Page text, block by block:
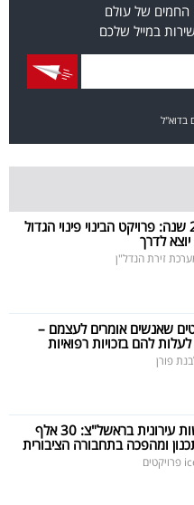
החמים של עולם
במייל שלכם
בדוא"ל
אחרי 20 שנה: פרויקט הבינוי פינוי הגדול
לדרך
זירת הנדל"ן
שאנשים אומרים לעצמם –
לעלות להם בזכויות רפואיות
פורן
התחדשות עירונית בראשל"צ: 30 אלף
ומהפכה בתחבורה הציבורית